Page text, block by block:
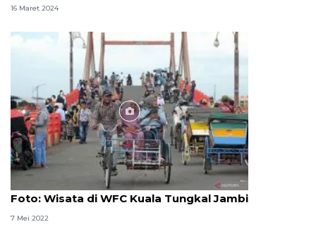
16 Maret 2024
Foto: Wisata di WFC Kuala Tungkal Jambi
7 Mei 2022